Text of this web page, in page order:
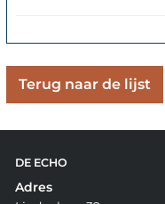
Terug naar de lijst
DE ECHO
Adres